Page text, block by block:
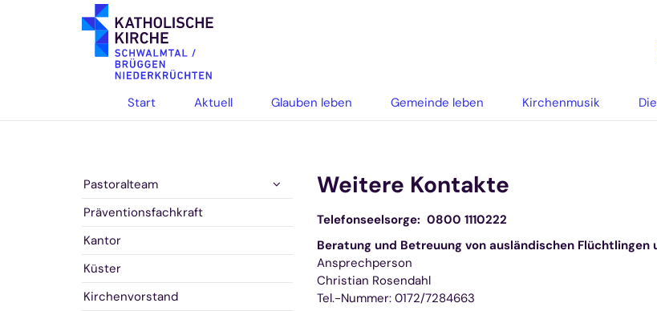
Zum Inhalt springen
Start Aktuell Glauben leben Gemeinde leben Kirchenmusik
Weitere Kontakte
Telefonseelsorge: 0800 1110222
Beratung und Betreuung von ausländischen
Ansprechperson
Christian Rosendahl
Tel.-Nummer: 0172/7284663
Pastoralteam
Präventionsfachkraft
Kantor
Küster
Kirchenvorstand